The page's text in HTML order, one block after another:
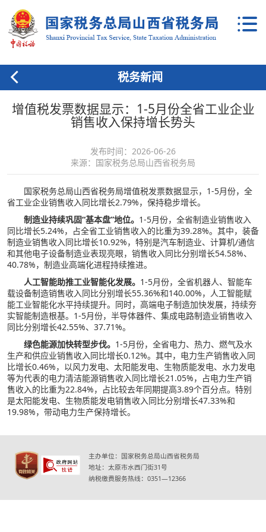
税务新闻
增值税发票数据显示：1-5月份全省工业企业
销售收入保持增长势头
发布时间：2026-06-26
来源：国家税务总局山西省税务局
国家税务总局山西省税务局增值税发票数据显示，1-5月份，全
省工业企业销售收入同比增长2.79%，保持稳步增长。
制造业持续巩固“基本盘”地位。 1-5月份，全省制造业销售收入
同比增长5.24%，占全省工业销售收入的比重为39.28%。其中，装备
制造业销售收入同比增长10.92%，特别是汽车制造业、计算机/通信
和其他电子设备制造业表现亮眼，销售收入同比分别增长54.58%、
40.78%，制造业高端化进程持续推进。
人工智能助推工业智能化发展。 1-5月份，全省机器人、智能车
载设备制造销售收入同比分别增长55.36%和140.00%，人工智能赋
能工业智能化水平持续提升。同时，高端电子制造加快发展，持续夯
实智能制造根基。1-5月份，半导体器件、集成电路制造业销售收入
同比分别增长42.55%、37.71%。
绿色能源加快转型步伐。 1-5月份，全省电力、热力、燃气及水
生产和供应业销售收入同比增长0.12%。其中，电力生产销售收入同
比增长0.46%，以风力发电、太阳能发电、生物质能发电、水力发电
等为代表的电力清洁能源销售收入同比增长21.05%，占电力生产销
售收入的比重为22.84%，占比较去年同期提高3.89个百分点。特别
是太阳能发电、生物质能发电销售收入同比分别增长47.33%和
19.98%，带动电力生产保持增长。
主办单位：国家税务总局山西省税务局
地址：太原市水西门街31号
纳税缴费服务热线：0351—12366